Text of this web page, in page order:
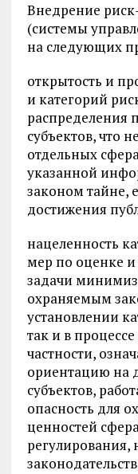
Внедрение
(системы
на следующих
открытость и
и категорий
распределения
субъектов, что
отдельных
указанной
законом тайне,
достижения
нацеленность
мер по оценке
задачи
охраняемым
установлении
так и в
частности,
ориентацию на
субъектов,
опасность для
ценностей